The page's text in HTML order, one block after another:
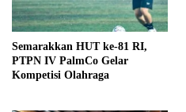
Semarakkan HUT ke-81 RI,
PTPN IV PalmCo Gelar
Kompetisi Olahraga